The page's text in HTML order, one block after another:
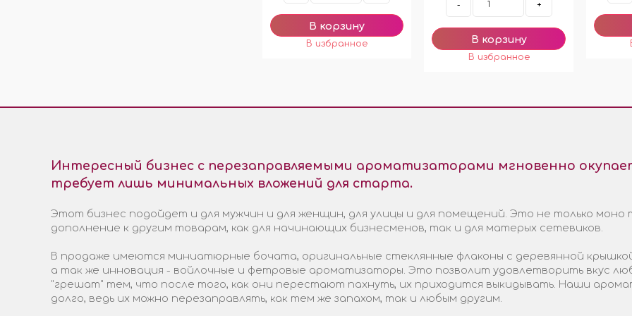
- +
Интересный бизнес с перезаправляемыми ароматизаторами мгновенно
требует лишь минимальных вложений для старта.
Этот бизнес подойдет и для мужчин и для женщин, для улицы и для помещений. Это не только
дополнение к другим товарам, как для начинающих бизнесменов, так и для матерых сетевиков.
В продаже имеются миниатюрные бочата, оригинальные стеклянные флаконы с деревянной
а так же инновация - войлочные и фетровые ароматизаторы. Это позволит удовлетворить вкус
"грешат" тем, что после того, как они перестают пахнуть, их приходится выкидывать. Наши
долго, ведь их можно перезаправлять, как тем же запахом, так и любым другим.